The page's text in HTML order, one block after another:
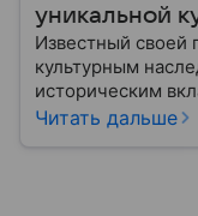
уникальной
Известный своей
культурным
историческим
расположенный
Читать дальше